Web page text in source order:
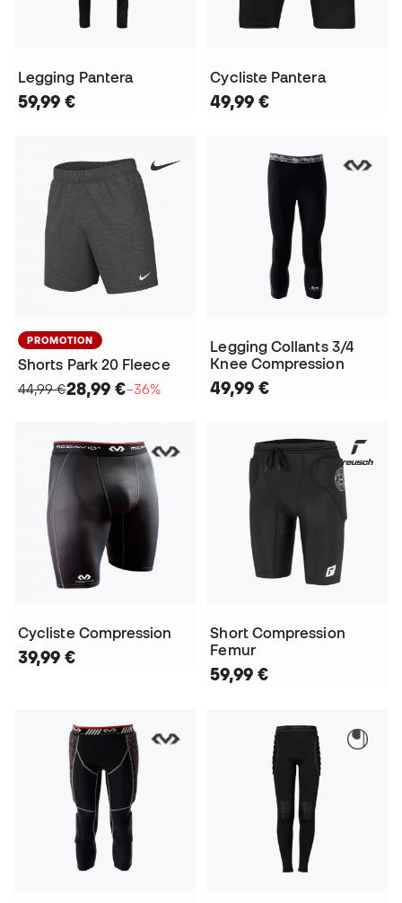
Legging Pantera
59,99 €
Cycliste Pantera
49,99 €
PROMOTION
Shorts Park 20 Fleece
44,99 €28,99 €−36%
Legging Collants 3/4
Knee Compression
49,99 €
Cycliste Compression
39,99 €
Short Compression
Femur
59,99 €